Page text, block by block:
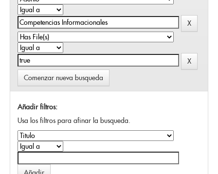
Comenzar nueva busqueda
Añadir filtros:
Usa los filtros para afinar la busqueda.